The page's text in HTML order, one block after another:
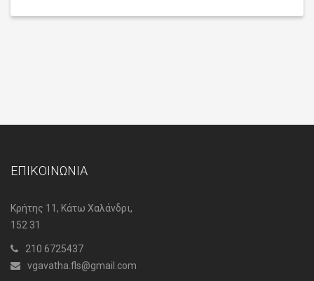
ΕΠΙΚΟΙΝΩΝΙΑ
Κρήτης 11, Κάτω Χαλάνδρι,
152 31
210 6725437
vgavatha.fls@gmail.com